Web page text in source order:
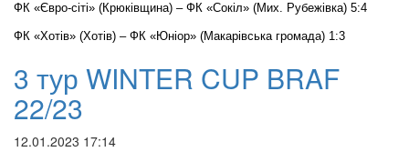
ФК «Євро-сіті» (Крюківщина) – ФК «Сокіл» (Мих. Рубежівка) 5:4
ФК «Хотів» (Хотів) – ФК «Юніор» (Макарівська громада) 1:3
3 тур WINTER CUP BRAF
22/23
12.01.2023 17:14